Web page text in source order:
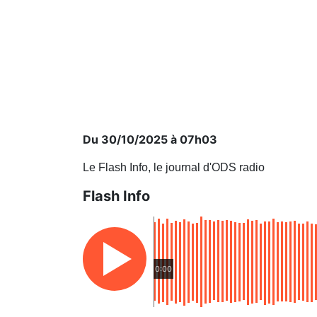
Du 30/10/2025 à 07h03
Le Flash Info, le journal d'ODS radio
Flash Info
0:00